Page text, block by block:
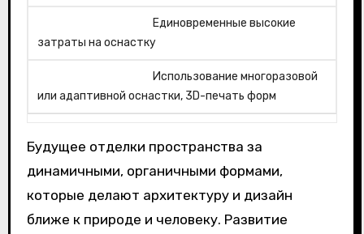
Единовременные высокие
затраты на оснастку
Использование многоразовой
или адаптивной оснастки, 3D-печать форм
Будущее отделки пространства за
динамичными, органичными формами,
которые делают архитектуру и дизайн
ближе к природе и человеку. Развитие